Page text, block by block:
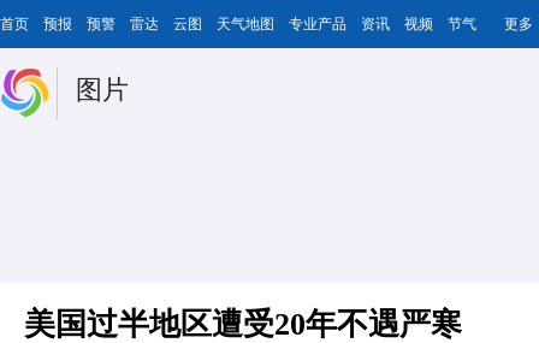
首页 预报 预警 雷达 云图 天气地图 专业产品 资讯 视频 节气 更多
图片
美国过半地区遭受20年不遇严寒